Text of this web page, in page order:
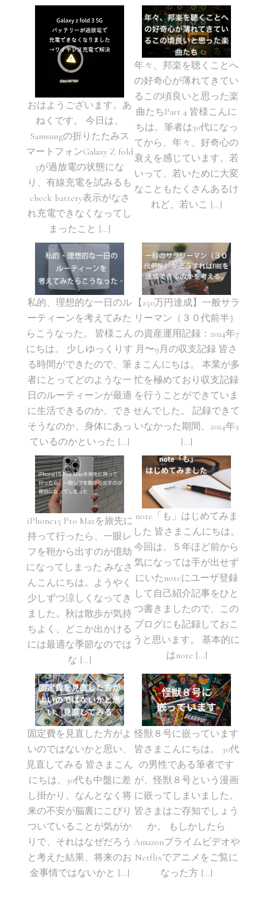
おはようございます。あ
ねくです。 今日は、
Samsungの折りたたみス
マートフォンGalaxy Z fold
3が過放電の状態にな
り、有線充電を試みるも
check battery表示がなさ
れ充電できなくなってし
まったこと […]
年々、邦楽を聴くことへ
の好奇心が薄れてきてい
るこの頃良いと思った楽
曲たちPart 4 皆様こんに
ちは。筆者は30代になっ
てから、年々、好奇心の
衰えを感じています。若
いって、若いために大変
なこともたくさんあるけ
れど、若いこ […]
私的、理想的な一日のル
ーティーンを考えてみた
らこうなった。 皆様こん
にちは。 少しゆっくりす
る時間ができたので、筆
者にとってどのような一
日のルーティーンが最適
に生活できるのか、でき
そうなのか、身体にあっ
ているのかといった […]
【250万円達成】一般サラ
リーマン（３０代前半）
の資産運用記録：2024年7
月〜9月の収支記録 皆さ
まこんにちは。 本業が多
忙を極めており収支記録
を行うことができていま
せんでした。 記録できて
いなかった期間、2024年3
[…]
iPhone15 Pro Maxを旅先に
持って行ったら、一眼レ
フを鞄から出すのが億劫
になってしまった みなさ
んこんにちは。ようやく
少しずつ涼しくなってき
ました。秋は散歩が気持
ちよく、どこか出かける
には最適な季節なのでは
な […]
note「も」はじめてみま
した 皆さまこんにちは。
今回は、５年ほど前から
気になっては手が出せず
にいたnoteにユーザ登録
して自己紹介記事をひと
つ書きましたので、この
ブログにも記録しておこ
うと思います。 基本的に
はnote […]
固定費を見直した方がよ
いのではないかと思い、
見直してみる 皆さまこん
にちは。30代も中盤に差
し掛かり、なんとなく将
来の不安が脳裏にこびり
ついていることが気がか
りで、それはなぜだろう
と考えた結果、将来のお
金事情ではないかと […]
怪獣８号に嵌っています
皆さまこんにちは。 30代
の男性である筆者です
が、怪獣８号という漫画
に嵌ってしまいました。
皆さまはご存知でしょう
か。 もしかしたら
Amazonプライムビデオや
Netflixでアニメをご覧に
なった方 […]